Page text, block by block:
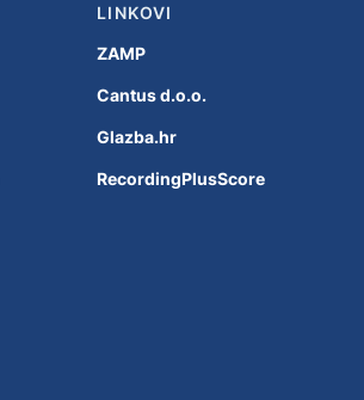
LINKOVI
ZAMP
Cantus d.o.o.
Glazba.hr
RecordingPlusScore